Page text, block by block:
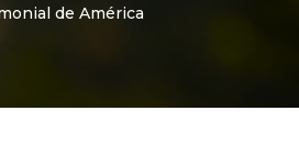
de América